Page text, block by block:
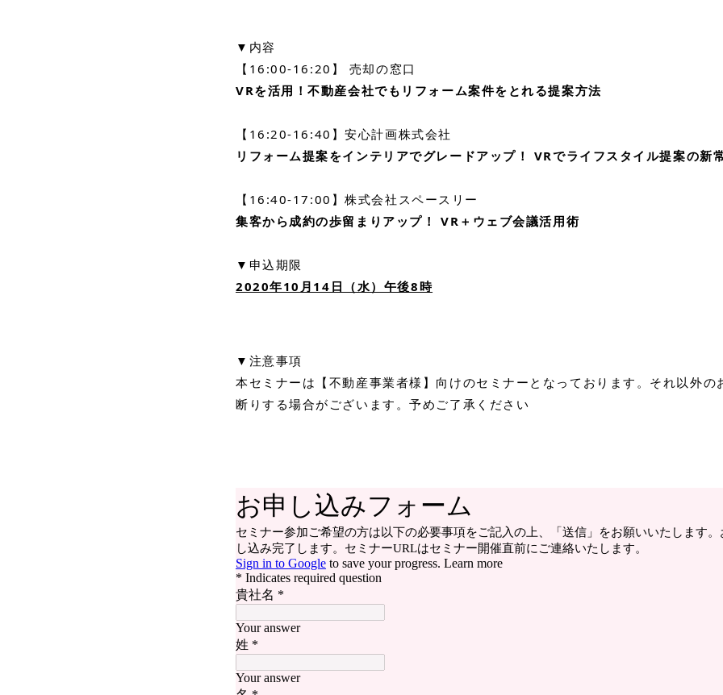
▼内容
【16:00-16:20】 売却の窓口
VRを活用！不動産会社でもリフォーム案件をとれる提案方法
【16:20-16:40】安心計画株式会社
リフォーム提案をインテリアでグレードアップ！ VRでライフスタイル提案の新
【16:40-17:00】株式会社スペースリー
集客から成約の歩留まりアップ！ VR＋ウェブ会議活用術
▼申込期限
2020年10月14日（水）午後8時
▼注意事項
本セミナーは【不動産事業者様】向けのセミナーとなっております。それ以外の
断りする場合がございます。予めご了承ください